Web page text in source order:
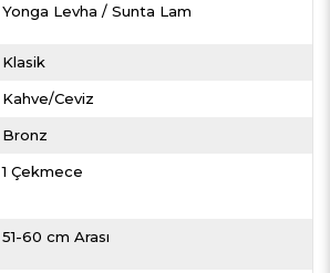
Yonga Levha / Sunta Lam
Klasik
Kahve/Ceviz
Bronz
1 Çekmece
51-60 cm Arası